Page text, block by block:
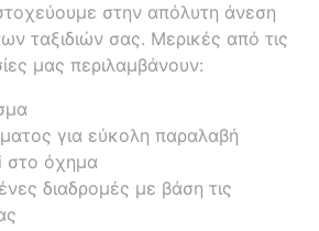
στην απόλυτη άνεση
ταξιδιών σας. Μερικές από τις
μας περιλαμβάνουν:
για εύκολη παραλαβή
στο όχημα
διαδρομές με βάση τις